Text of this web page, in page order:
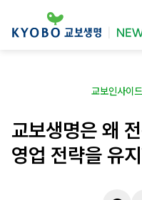
교보인사이드
교보생명은 왜
영업 전략을 유